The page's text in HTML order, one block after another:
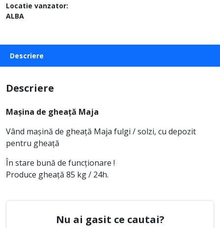
Locatie vanzator:
ALBA
Descriere
Descriere
Mașina de gheață Maja
Vând mașină de gheață Maja fulgi / solzi, cu depozit
pentru gheață
În stare bună de funcționare !
Produce gheață 85 kg / 24h.
Nu ai gasit ce cautai?